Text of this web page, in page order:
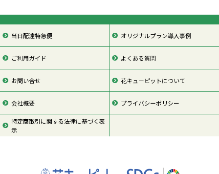
当日配達特急便 オリジナルプラン導入事例
ご利用ガイド よくある質問
お問い合せ 花キューピットについて
会社概要 プライバシーポリシー
特定商取引に関する法律に基づく表
示